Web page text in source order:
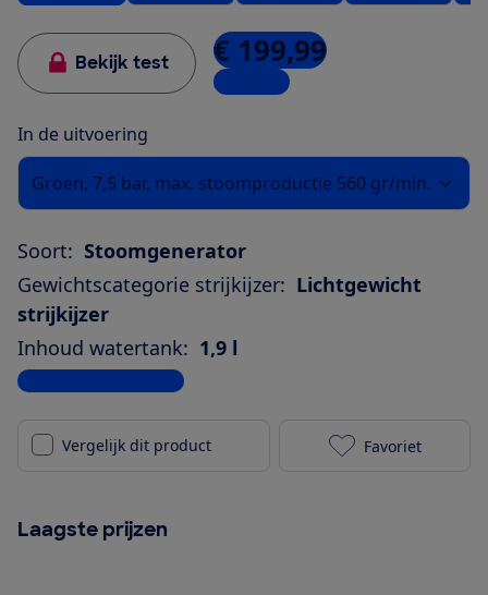
Bekijk test € 199,99
3 winkels
In de uitvoering
Groen, 7,5 bar, max. stoomproductie 560 gr/min.
Soort: Stoomgenerator
Gewichtscategorie strijkijzer: Lichtgewicht
strijkijzer
Inhoud watertank: 1,9 l
Bekijk alle specificaties
Vergelijk dit product Tefal
Favoriet
Laagste prijzen